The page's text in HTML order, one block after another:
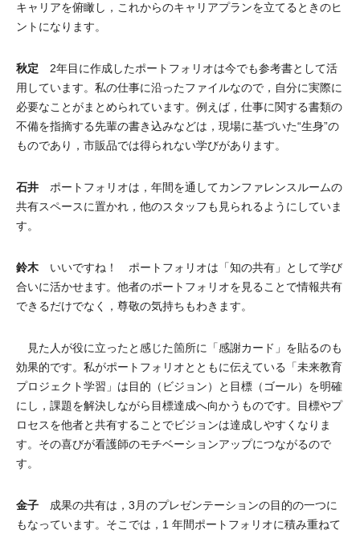
キャリアを俯瞰し，これからのキャリアプランを立てるときのヒ
ントになります。
秋定 2年目に作成したポートフォリオは今でも参考書として活
用しています。私の仕事に沿ったファイルなので，自分に実際に
必要なことがまとめられています。例えば，仕事に関する書類の
不備を指摘する先輩の書き込みなどは，現場に基づいた“生身”の
ものであり，市販品では得られない学びがあります。
石井 ポートフォリオは，年間を通してカンファレンスルームの
共有スペースに置かれ，他のスタッフも見られるようにしていま
す。
鈴木 いいですね！ ポートフォリオは「知の共有」として学び
合いに活かせます。他者のポートフォリオを見ることで情報共有
できるだけでなく，尊敬の気持ちもわきます。
見た人が役に立ったと感じた箇所に「感謝カード」を貼るのも
効果的です。私がポートフォリオとともに伝えている「未来教育
プロジェクト学習」は目的（ビジョン）と目標（ゴール）を明確
にし，課題を解決しながら目標達成へ向かうものです。目標やプ
ロセスを他者と共有することでビジョンは達成しやすくなりま
す。その喜びが看護師のモチベーションアップにつながるので
す。
金子 成果の共有は，3月のプレゼンテーションの目的の一つに
もなっています。そこでは，1 年間ポートフォリオに積み重ねて